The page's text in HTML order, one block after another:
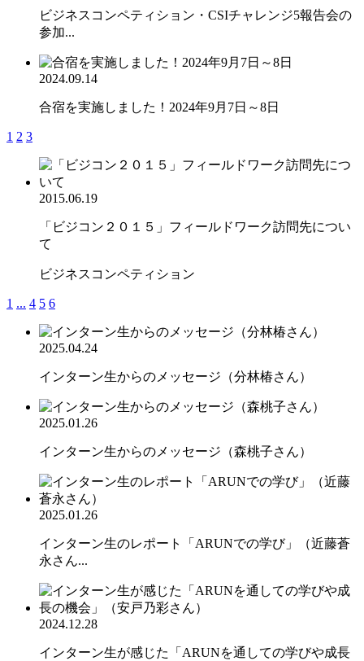
ビジネスコンペティション・CSIチャレンジ5報告会の
参加...
2024.09.14
合宿を実施しました！2024年9月7日～8日
1 2 3
2015.06.19
「ビジコン２０１５」フィールドワーク訪問先につい
て
ビジネスコンペティション
1 ... 4 5 6
2025.04.24
インターン生からのメッセージ（分林椿さん）
2025.01.26
インターン生からのメッセージ（森桃子さん）
2025.01.26
インターン生のレポート「ARUNでの学び」（近藤蒼
永さん...
2024.12.28
インターン生が感じた「ARUNを通しての学びや成長